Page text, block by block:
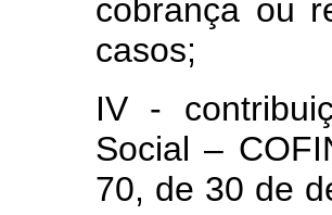
cobrança ou
casos;
IV -
Social –
70, de 30 de